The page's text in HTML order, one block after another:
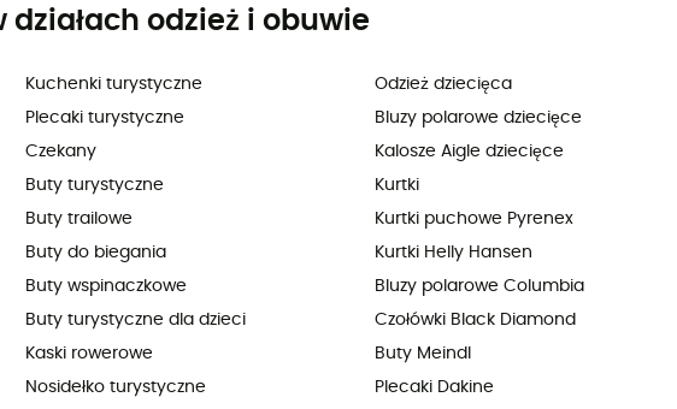
odzież i obuwie
Kuchenki turystyczne
Plecaki turystyczne
Czekany
Buty turystyczne
Buty trailowe
Buty do biegania
Buty wspinaczkowe
Buty turystyczne dla dzieci
Kaski rowerowe
Nosidełko turystyczne
Odzież dziecięca
Bluzy polarowe dziecięce
Kalosze Aigle dziecięce
Kurtki
Kurtki puchowe Pyrenex
Kurtki Helly Hansen
Bluzy polarowe Columbia
Czołówki Black Diamond
Buty Meindl
Plecaki Dakine